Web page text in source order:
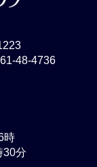
48-4736
時
分